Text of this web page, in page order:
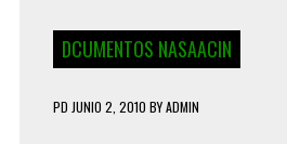
DCUMENTOS NASAACIN
PD JUNIO 2, 2010 BYADMIN